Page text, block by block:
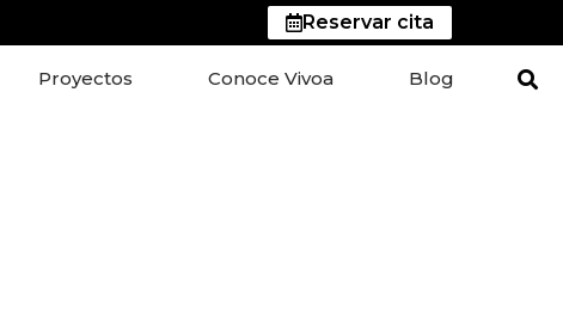
Reservar cita
Proyectos Conoce Vivoa Blog